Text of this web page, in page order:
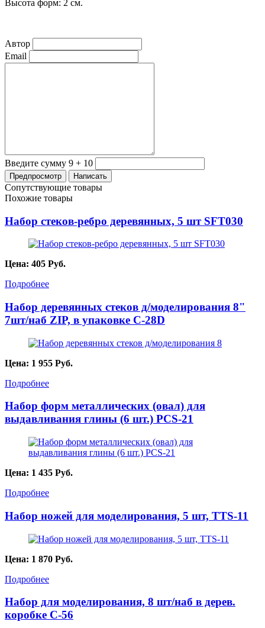
Высота форм: 2 см.
Автор
Email
Введите сумму 9 + 10
Сопутствующие товары
Похожие товары
Набор стеков-ребро деревянных, 5 шт SFT030
Цена: 405 Руб.
Подробнее
Набор деревянных стеков д/моделирования 8"
7шт/наб ZIP, в упаковке C-28D
Цена: 1 955 Руб.
Подробнее
Набор форм металлических (овал) для
выдавливания глины (6 шт.) PCS-21
Цена: 1 435 Руб.
Подробнее
Набор ножей для моделирования, 5 шт, TTS-11
Цена: 1 870 Руб.
Подробнее
Набор для моделирования, 8 шт/наб в дерев.
коробке C-56